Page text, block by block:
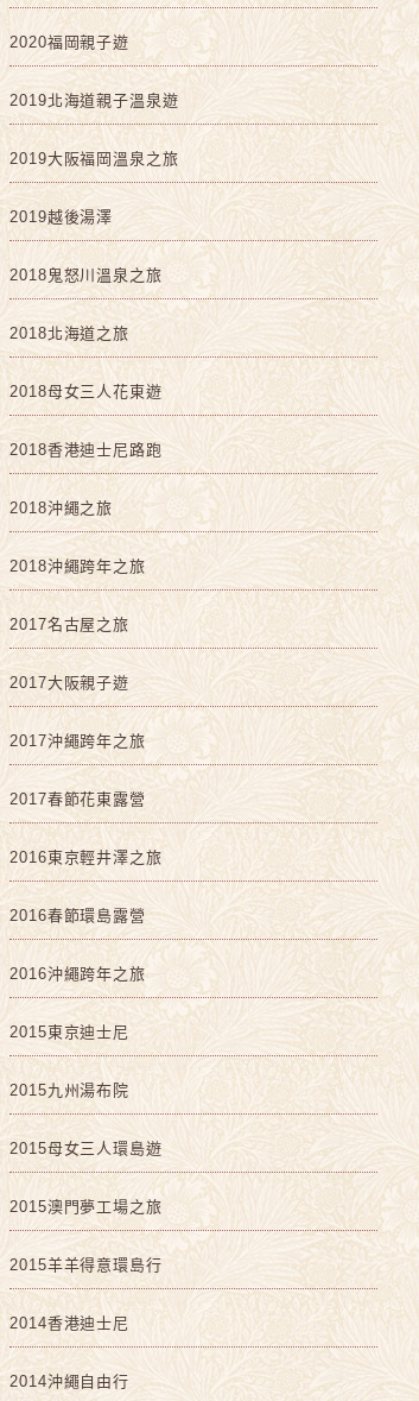
2020福岡親子遊
2019北海道親子溫泉遊
2019大阪福岡溫泉之旅
2019越後湯澤
2018鬼怒川溫泉之旅
2018北海道之旅
2018母女三人花東遊
2018香港迪士尼路跑
2018沖繩之旅
2018沖繩跨年之旅
2017名古屋之旅
2017大阪親子遊
2017沖繩跨年之旅
2017春節花東露營
2016東京輕井澤之旅
2016春節環島露營
2016沖繩跨年之旅
2015東京迪士尼
2015九州湯布院
2015母女三人環島遊
2015澳門夢工場之旅
2015羊羊得意環島行
2014香港迪士尼
2014沖繩自由行